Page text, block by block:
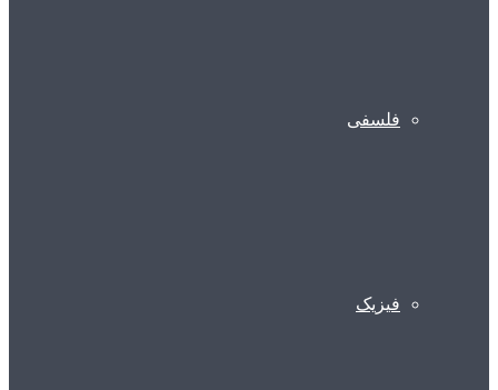
فلسفی
فیزیک